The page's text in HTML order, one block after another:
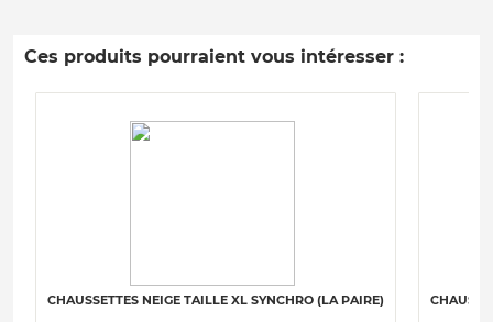
Ces produits pourraient vous intéresser :
CHAUSSETTES NEIGE TAILLE XL SYNCHRO (LA PAIRE)